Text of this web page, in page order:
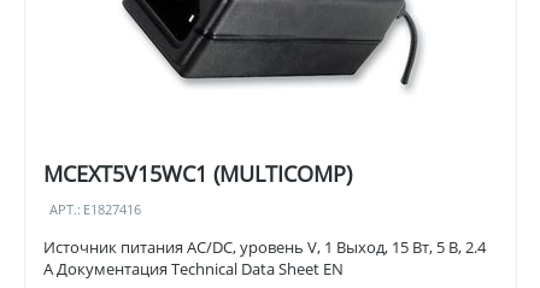
MCEXT5V15WC1 (MULTICOMP)
АРТ.: E1827416
Источник питания AC/DC, уровень V, 1 Выход, 15 Вт, 5 В, 2.4
А Документация Technical Data Sheet EN